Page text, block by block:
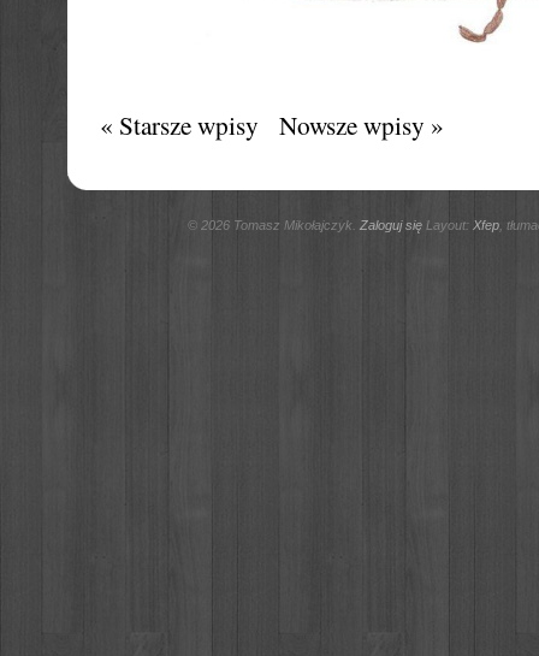
« Starsze wpisy Nowsze wpisy »
© 2026 Tomasz Mikołajczyk. Zaloguj sięLayout: Xfep,